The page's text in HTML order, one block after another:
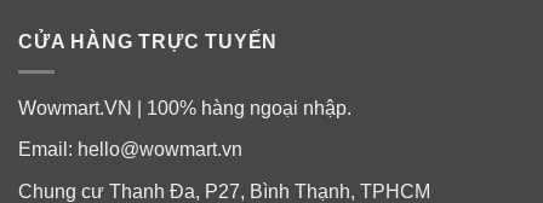
CỬA HÀNG TRỰC TUYẾN
Wowmart.VN | 100% hàng ngoại nhập.
Email: hello@wowmart.vn
Chung cư Thanh Đa, P27, Bình Thạnh, TPHCM